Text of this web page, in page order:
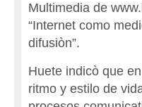
Multimedia de
“Internet como
difusiòn”.
Huete indicò que
ritmo y estilo de